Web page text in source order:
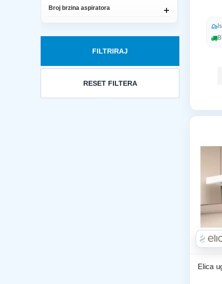
Elica
Broj brzina aspiratora
FILTRIRAJ
RESET FILTERA